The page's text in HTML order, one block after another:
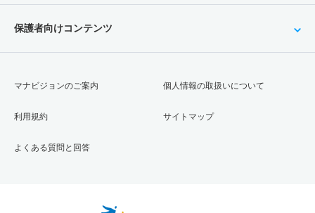
保護者向けコンテンツ
マナビジョンのご案内
利用規約
よくある質問と回答
個人情報の取扱いについて
サイトマップ